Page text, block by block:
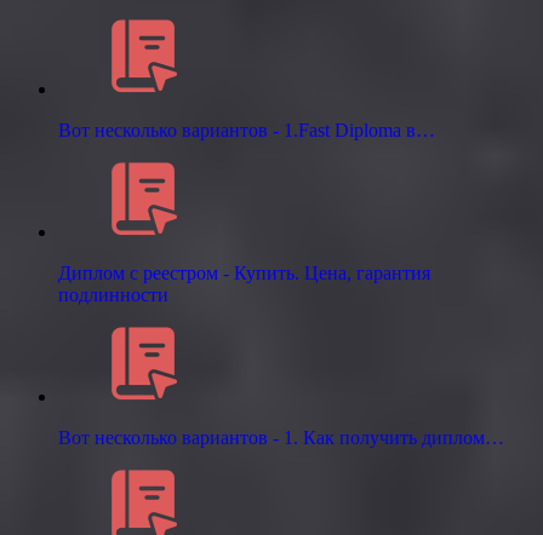
Вот несколько вариантов - 1.Fast Diploma в…
Диплом с реестром - Купить. Цена, гарантия
подлинности
Вот несколько вариантов - 1. Как получить диплом…